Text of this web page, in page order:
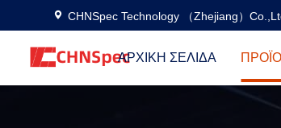
CHNSpec Technology （Zhejiang）
ΑΡΧΙΚΉ ΣΕΛΊΔΑ